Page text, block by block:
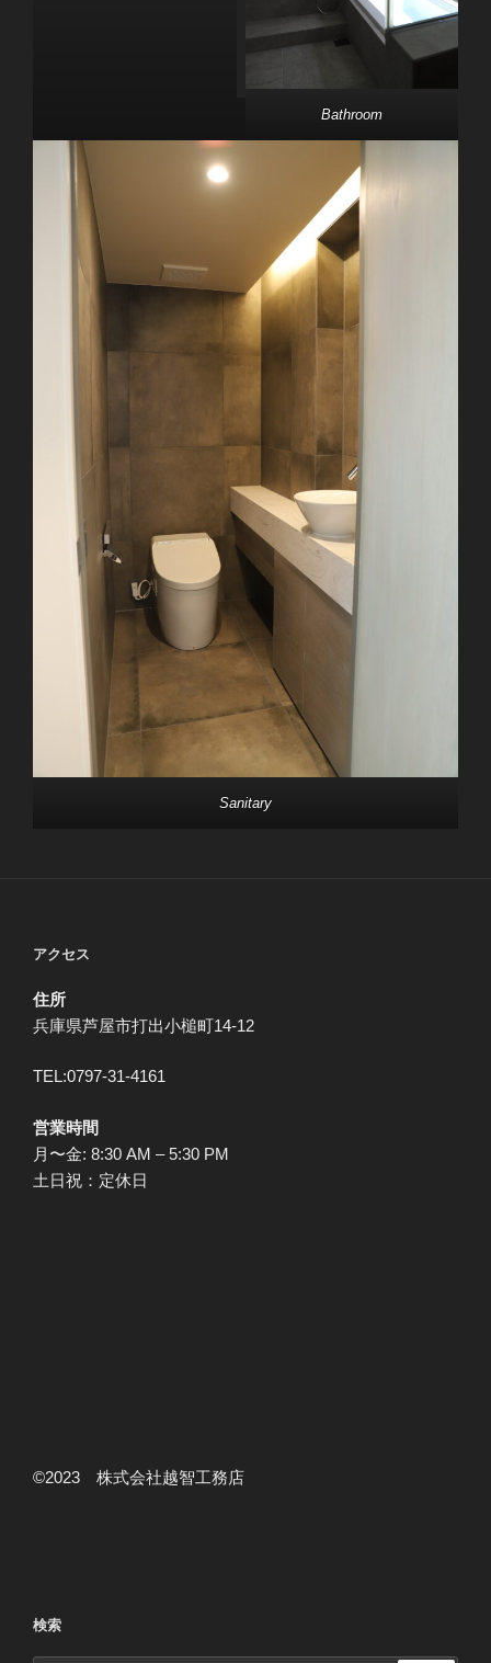
Bathroom
Sanitary
アクセス
住所
兵庫県芦屋市打出小槌町14-12
TEL:0797-31-4161
営業時間
月〜金: 8:30 AM – 5:30 PM
土日祝：定休日
©2023 株式会社越智工務店
検索